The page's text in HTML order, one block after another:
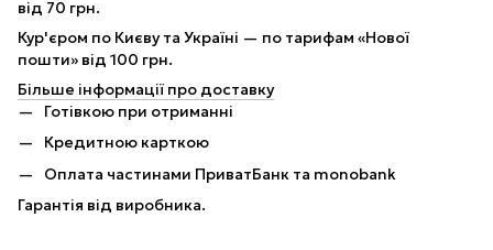
від 70 грн.
Кур'єром по Києву та Україні — по тарифам «Нової
пошти» від 100 грн.
Більше інформації про доставку
Готівкою при отриманні
Кредитною карткою
Оплата частинами ПриватБанк та monobank
Гарантія від виробника.